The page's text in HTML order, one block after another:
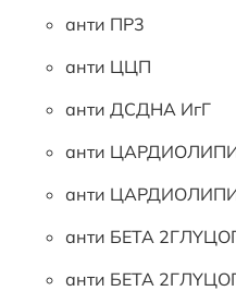
анти ПР3
анти ЦЦП
анти ДСДНА ИгГ
анти
анти
анти БЕТА
анти БЕТА